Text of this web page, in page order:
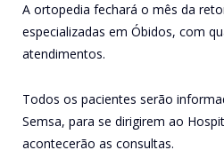
A ortopedia fechará o mês da
especializadas em Óbidos, com
atendimentos.
Todos os pacientes serão
Semsa, para se dirigirem ao
acontecerão as consultas.